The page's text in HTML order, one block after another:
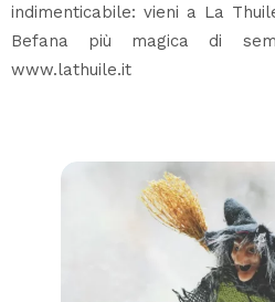
indimenticabile: vieni a La
Befana più magica di
www.lathuile.it